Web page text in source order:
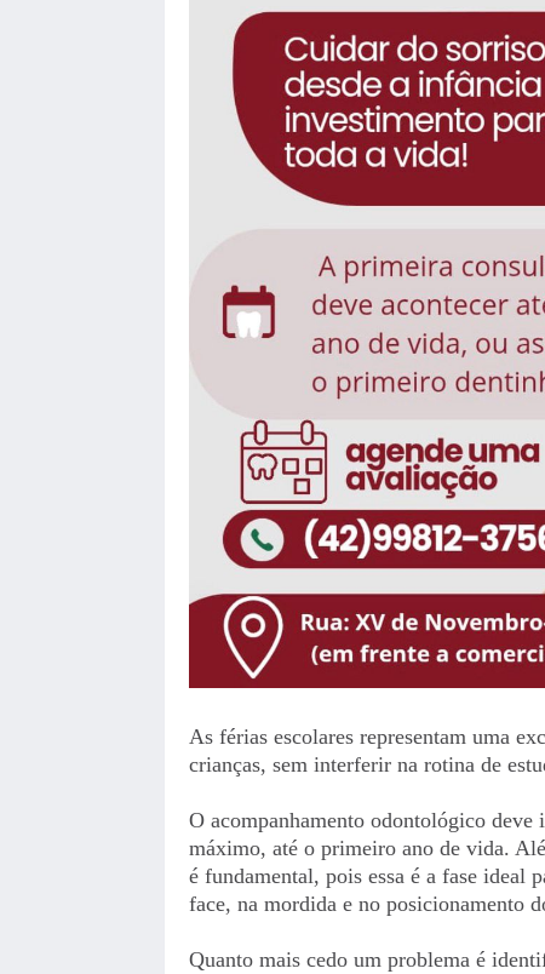
As férias escolares representam uma
crianças, sem interferir na rotina de
O acompanhamento odontológico
máximo, até o primeiro ano de vida.
é fundamental, pois essa é a fase ideal
face, na mordida e no posicionamento
Quanto mais cedo um problema é